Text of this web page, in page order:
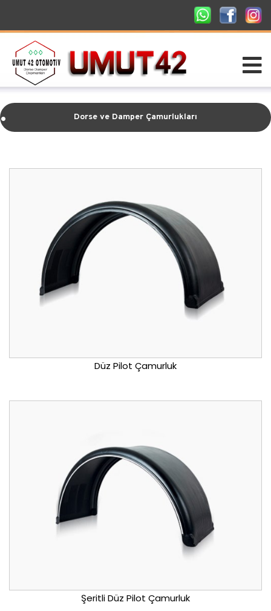
. Dorse ve Damper Çamurlukları
Düz Pilot Çamurluk
Şeritli Düz Pilot Çamurluk